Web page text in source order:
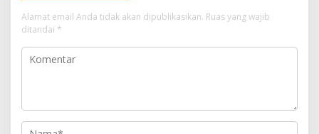
Alamat email Anda tidak akan dipublikasikan. Ruas yang wajib
ditandai *